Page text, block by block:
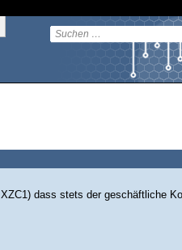
dass stets der geschäftliche